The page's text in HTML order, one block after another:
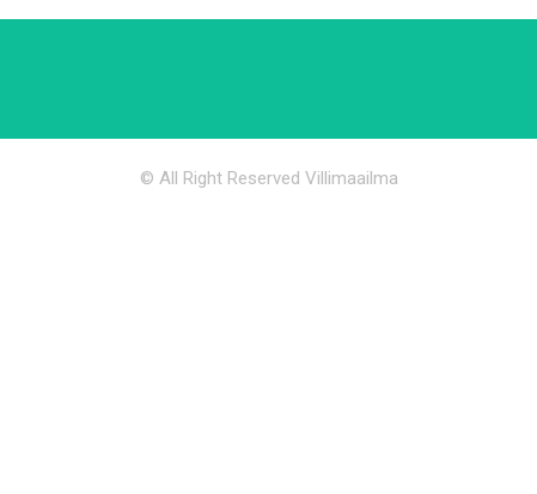
© All Right Reserved Villimaailma